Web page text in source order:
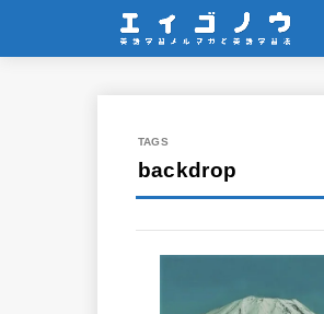
backdrop